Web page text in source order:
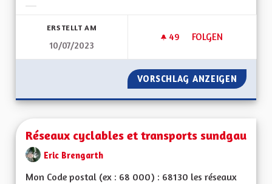
ERSTELLT AM
10/07/2023
49 49 FOLLOWER
FOLGEN
NE PAS LAISSER
VORSCHLAG ANZEIGEN NE
Réseaux cyclables et transports sundgau
Eric Brengarth
Mon Code postal (ex : 68 000) : 68130 les réseaux